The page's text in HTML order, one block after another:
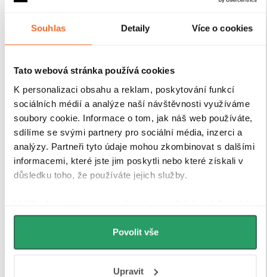
Souhlas Detaily Více o cookies
Tato webová stránka používá cookies
K personalizaci obsahu a reklam, poskytování funkcí
sociálních médií a analýze naší návštěvnosti využíváme
soubory cookie. Informace o tom, jak náš web používáte,
sdílíme se svými partnery pro sociální média, inzerci a
analýzy. Partneři tyto údaje mohou zkombinovat s dalšími
informacemi, které jste jim poskytli nebo které získali v
důsledku toho, že používáte jejich služby.
můžeme používat cookies pro analytiku a
personalizovanou reklamu. Jak Google zpracovává
osobní údaje najdete na stránkách
Povolit vše
Upravit
odolnými hliníkovými profily o výšce 200 cm a
stabilitu celé konstrukce. Díky
kompenzaci
drobných nerovností stěn
úpravanavíc garantuje dlouhou životnost i při
prostředí..